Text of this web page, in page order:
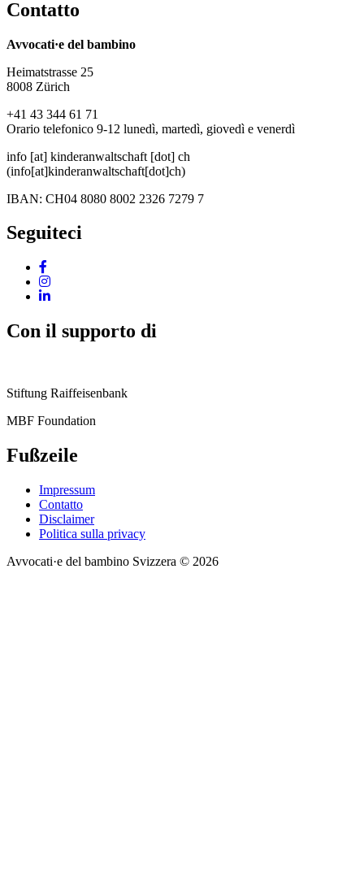
Contatto
Avvocati·e del bambino
Heimatstrasse 25
8008 Zürich
+41 43 344 61 71
Orario telefonico 9-12 lunedì, martedì, giovedì e venerdì
info [at] kinderanwaltschaft [dot] ch
(info[at]kinderanwaltschaft[dot]ch)
IBAN: CH04 8080 8002 2326 7279 7
Seguiteci
Con il supporto di
Stiftung Raiffeisenbank
MBF Foundation
Fußzeile
Impressum
Contatto
Disclaimer
Politica sulla privacy
Avvocati·e del bambino Svizzera © 2026